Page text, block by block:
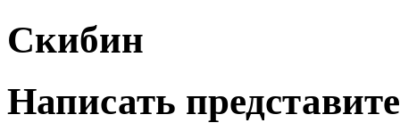
Скибин
Написать